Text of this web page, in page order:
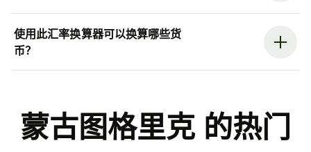
使用此汇率换算器可以换算哪些货
币？
蒙古图格里克 的热门